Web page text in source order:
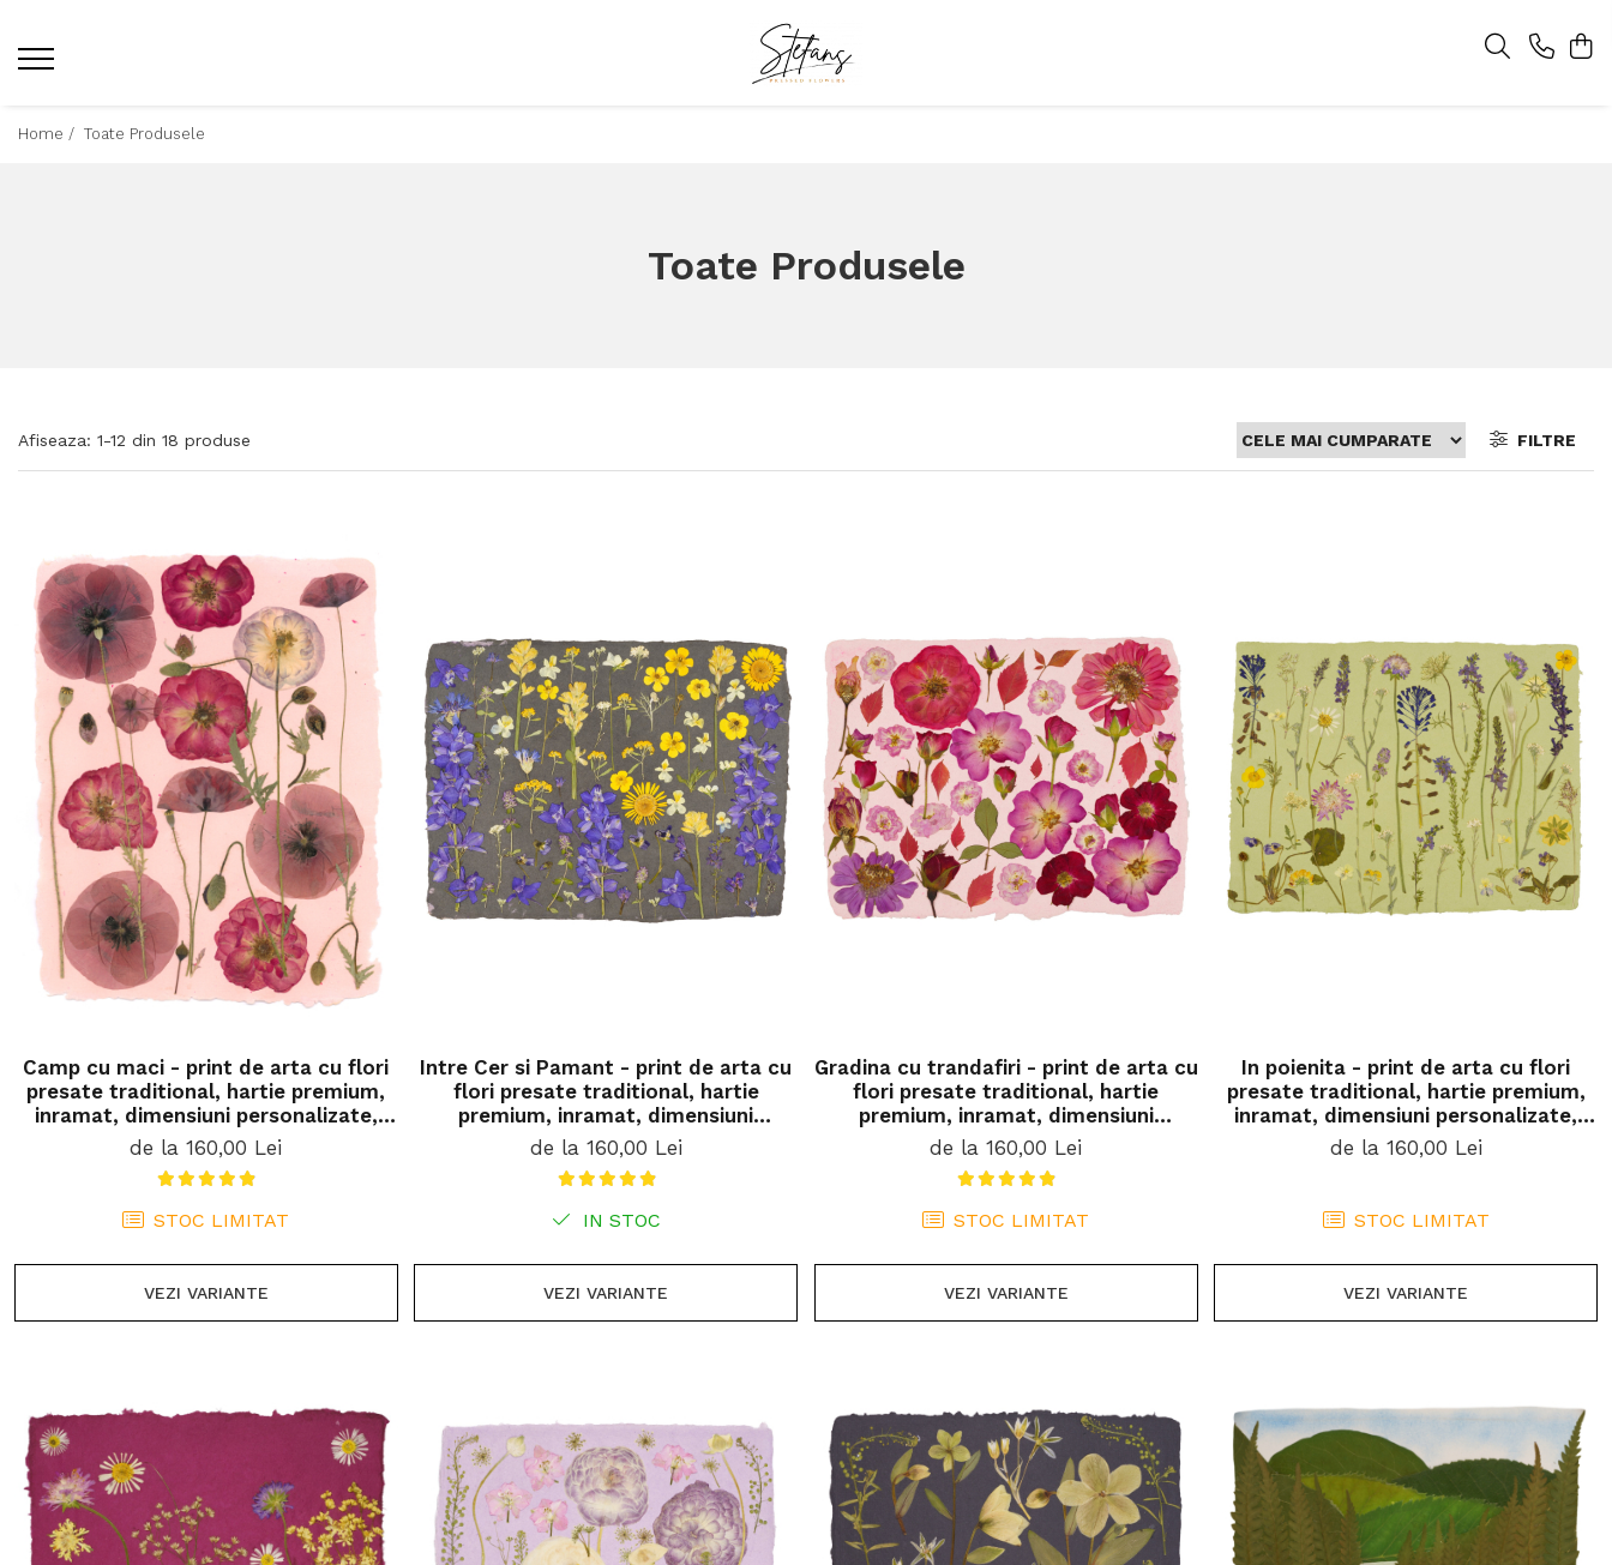
Home / Toate Produsele
Toate Produsele
Afiseaza: 1-12 din 18 produse FILTRE
Camp cu maci - print de arta cu flori
presate traditional, hartie premium,
inramat, dimensiuni personalizate,
cadou ideal pentru casa
de la 160,00 Lei
STOC LIMITAT
VEZI VARIANTE
Intre Cer si Pamant - print de arta cu
flori presate traditional, hartie
premium, inramat, dimensiuni
personalizate, cadou ideal pentru
casa
de la 160,00 Lei
IN STOC
VEZI VARIANTE
Gradina cu trandafiri - print de arta cu
flori presate traditional, hartie
premium, inramat, dimensiuni
personalizate, cadou ideal pentru
casa
de la 160,00 Lei
STOC LIMITAT
VEZI VARIANTE
In poienita - print de arta cu flori
presate traditional, hartie premium,
inramat, dimensiuni personalizate,
cadou ideal pentru casa
de la 160,00 Lei
STOC LIMITAT
VEZI VARIANTE